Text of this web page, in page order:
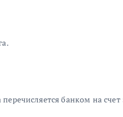
банком на